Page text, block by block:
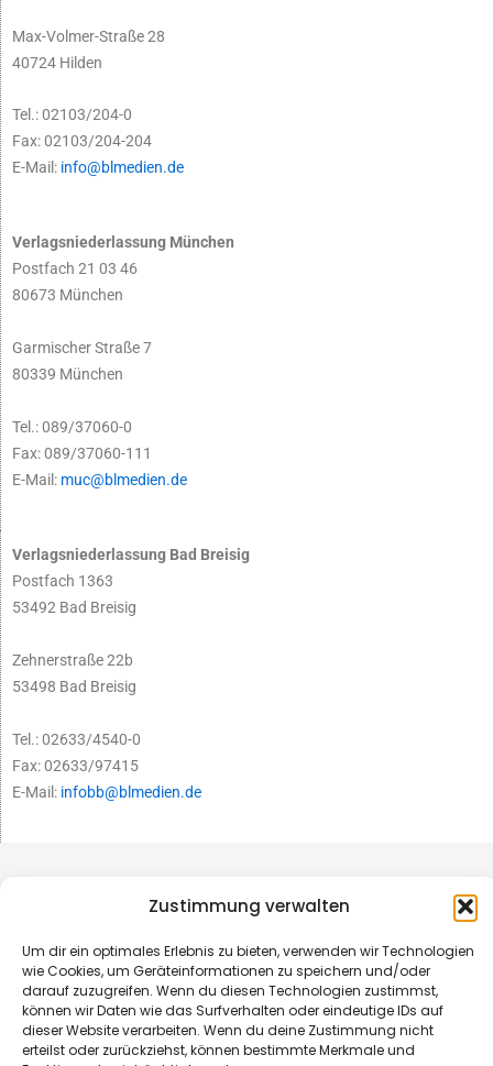
Zustimmung verwalten
Um dir ein optimales Erlebnis zu bieten, verwenden wir Technologien
wie Cookies, um Geräteinformationen zu speichern und/oder
darauf zuzugreifen. Wenn du diesen Technologien zustimmst,
können wir Daten wie das Surfverhalten oder eindeutige IDs auf
dieser Website verarbeiten. Wenn du deine Zustimmung nicht
erteilst oder zurückziehst, können bestimmte Merkmale und
Max-Volmer-Straße 28
40724 Hilden
Tel.: 02103/204-0
Fax: 02103/204-204
E-Mail: info@blmedien.de
Verlagsniederlassung München
Postfach 21 03 46
80673 München
Garmischer Straße 7
80339 München
Tel.: 089/37060-0
Fax: 089/37060-111
E-Mail: muc@blmedien.de
Verlagsniederlassung Bad Breisig
Postfach 1363
53492 Bad Breisig
Zehnerstraße 22b
53498 Bad Breisig
Tel.: 02633/4540-0
Fax: 02633/97415
E-Mail: infobb@blmedien.de